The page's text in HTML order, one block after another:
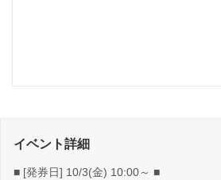
イベント詳細
■ [発券日] 10/3(金) 10:00～ ■